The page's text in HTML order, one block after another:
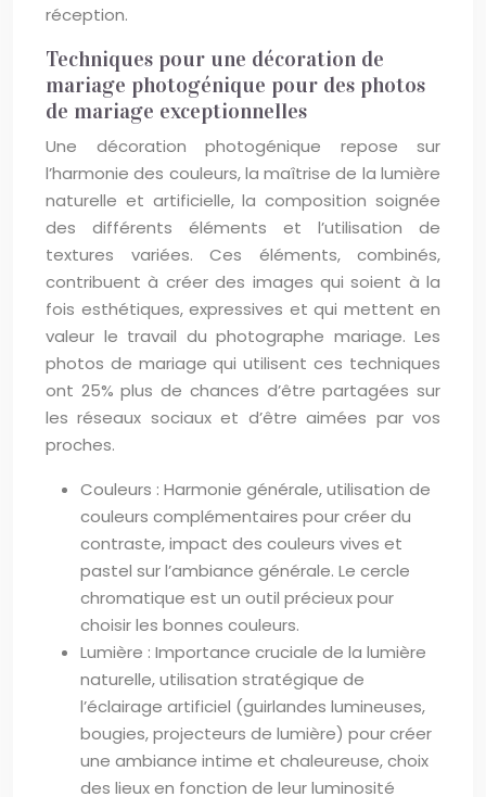
réception.
Techniques pour une décoration de
mariage photogénique pour des photos
de mariage exceptionnelles
Une décoration photogénique repose sur
l’harmonie des couleurs, la maîtrise de la lumière
naturelle et artificielle, la composition soignée
des différents éléments et l’utilisation de
textures variées. Ces éléments, combinés,
contribuent à créer des images qui soient à la
fois esthétiques, expressives et qui mettent en
valeur le travail du photographe mariage. Les
photos de mariage qui utilisent ces techniques
ont 25% plus de chances d’être partagées sur
les réseaux sociaux et d’être aimées par vos
proches.
Couleurs : Harmonie générale, utilisation de
couleurs complémentaires pour créer du
contraste, impact des couleurs vives et
pastel sur l’ambiance générale. Le cercle
chromatique est un outil précieux pour
choisir les bonnes couleurs.
Lumière : Importance cruciale de la lumière
naturelle, utilisation stratégique de
l’éclairage artificiel (guirlandes lumineuses,
bougies, projecteurs de lumière) pour créer
une ambiance intime et chaleureuse, choix
des lieux en fonction de leur luminosité